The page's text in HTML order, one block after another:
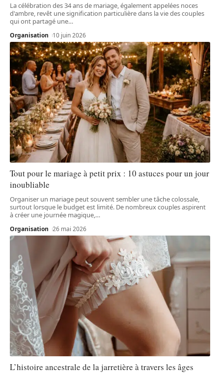
La célébration des 34 ans de mariage, également appelées noces
d'ambre, revêt une signification particulière dans la vie des couples
qui ont partagé une…
Organisation 10 juin 2026
Tout pour le mariage à petit prix : 10 astuces pour un jour
inoubliable
Organiser un mariage peut souvent sembler une tâche colossale,
surtout lorsque le budget est limité. De nombreux couples aspirent
à créer une journée magique,…
Organisation 26 mai 2026
L’histoire ancestrale de la jarretière à travers les âges